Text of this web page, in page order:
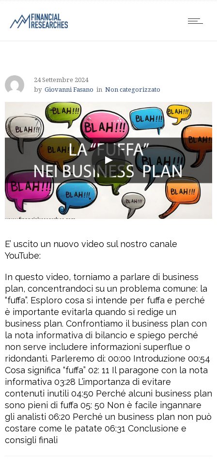
24 Settembre 2024
by Giovanni Fasano in Non categorizzato
E’ uscito un nuovo video sul nostro canale
YouTube:
In questo video, torniamo a parlare di business
plan, concentrandoci su un problema comune: la
“fuffa”. Esploro cosa si intende per fuffa e perché
è importante evitarla quando si redige un
business plan. Confrontiamo il business plan con
la nota informativa di bilancio e spiego perché
non serve includere informazioni superflue o
ridondanti. Parleremo di: 00:00 Introduzione 00:54
Cosa significa “fuffa” 02: 11 Il paragone con la nota
informativa 03:28 L’importanza di evitare
contenuti inutili 04:50 Perché alcuni business plan
sono pieni di fuffa 05: 50 Non è facile ingannare
gli analisti 06:20 Perché un business plan non può
costare come le patate 06:31 Conclusione e
consigli finali